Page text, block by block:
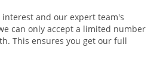
and our expert team's
can only accept a limited number
This ensures you get our full